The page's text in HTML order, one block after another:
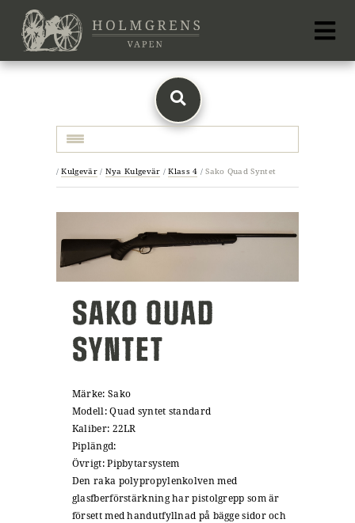
/ Kulgevär / Nya Kulgevär / Klass 4 / Sako Quad Syntet
SAKO QUAD
SYNTET
Märke: Sako
Modell: Quad syntet standard
Kaliber: 22LR
Piplängd:
Övrigt: Pipbytarsystem
Den raka polypropylenkolven med
glasfberförstärkning har pistolgrepp som är
försett med handutfyllnad på bägge sidor och